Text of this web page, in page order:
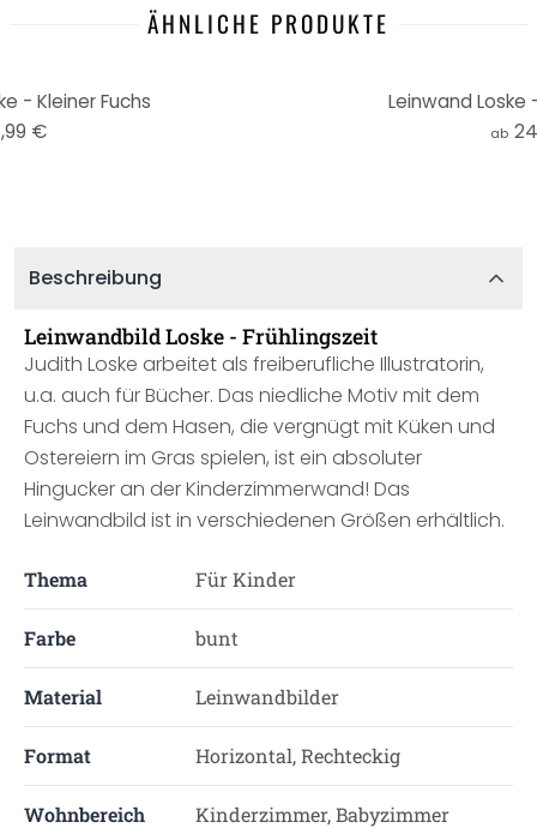
ÄHNLICHE PRODUKTE
- Kleiner Fuchs
€
Leinwand
ab
Beschreibung
Leinwandbild Loske - Frühlingszeit
Judith Loske arbeitet als freiberufliche Illustratorin,
u.a. auch für Bücher. Das niedliche Motiv mit dem
Fuchs und dem Hasen, die vergnügt mit Küken und
Ostereiern im Gras spielen, ist ein absoluter
Hingucker an der Kinderzimmerwand! Das
Leinwandbild ist in verschiedenen Größen erhältlich.
Thema Für Kinder
Farbe bunt
Material Leinwandbilder
Format Horizontal, Rechteckig
Wohnbereich Kinderzimmer, Babyzimmer